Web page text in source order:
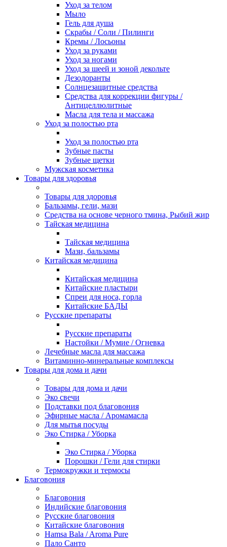
Уход за телом
Мыло
Гель для душа
Скрабы / Соли / Пилинги
Кремы / Лосьоны
Уход за руками
Уход за ногами
Уход за шеей и зоной декольте
Дезодоранты
Солнцезащитные средства
Средства для коррекции фигуры /
Антицеллюлитные
Масла для тела и массажа
Уход за полостью рта
Уход за полостью рта
Зубные пасты
Зубные щетки
Мужская косметика
Товары для здоровья
Товары для здоровья
Бальзамы, гели, мази
Средства на основе черного тмина, Рыбий жир
Тайская медицина
Тайская медицина
Мази, бальзамы
Китайская медицина
Китайская медицина
Китайские пластыри
Спреи для носа, горла
Китайские БАДЫ
Русские препараты
Русские препараты
Настойки / Мумие / Огневка
Лечебные масла для массажа
Витаминно-минеральные комплексы
Товары для дома и дачи
Товары для дома и дачи
Эко свечи
Подставки под благовония
Эфирные масла / Аромамасла
Для мытья посуды
Эко Стирка / Уборка
Эко Стирка / Уборка
Порошки / Гели для стирки
Термокружки и термосы
Благовония
Благовония
Индийские благовония
Русские благовония
Китайские благовония
Hamsa Bala / Aroma Pure
Пало Санто